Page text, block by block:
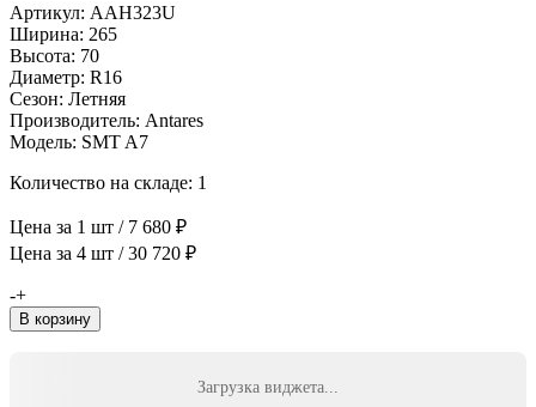
Артикул: AAH323U
Ширина: 265
Высота: 70
Диаметр: R16
Сезон: Летняя
Производитель: Antares
Модель: SMT A7
Количество на складе: 1
Цена за 1 шт / 7 680 ₽
Цена за 4 шт / 30 720 ₽
Количество
товара
Antares
-+
В корзину
Загрузка виджета...